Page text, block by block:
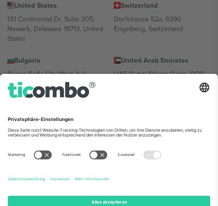
United States
131 Continental Dr, Suite 305,
Newark, Delaware 19713, United
States
Switzerland
Dorfstrasse 52a, 6390
Engelberg, Switzerland
Bulgaria
Regus Sofia City West, bul
Totleben 53-55, 1606 Sofia,
Bulgaria
United Arab Emirates
UAE Dubai Silicon Oasis, DDP
Building A1, Office 302, Dubai,
Mexico
Av Chapultepec 360, Roma
Norte, Cuauhtémoc, 06700
Ciudad de México, CDMX,
Mexico
Die juristische Person des Plattformanbieters kann je nach
Informationen finden Sie auf der jeweiligen Veranstaltungsseite, im